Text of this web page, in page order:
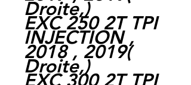
Droite,)
EXC 250 2T TPI
INJECTION ,
2018 , 2019(
Droite,)
EXC 300 2T TPI